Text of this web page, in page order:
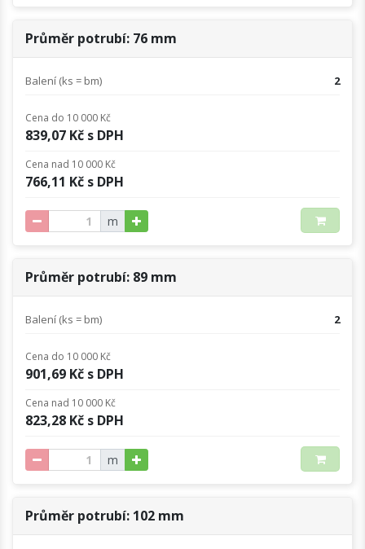
Průměr potrubí: 76 mm
Balení (ks = bm) 2
Cena do 10 000 Kč
839,07 Kč s DPH
Cena nad 10 000 Kč
766,11 Kč s DPH
m
Průměr potrubí: 89 mm
Balení (ks = bm) 2
Cena do 10 000 Kč
901,69 Kč s DPH
Cena nad 10 000 Kč
823,28 Kč s DPH
m
Průměr potrubí: 102 mm